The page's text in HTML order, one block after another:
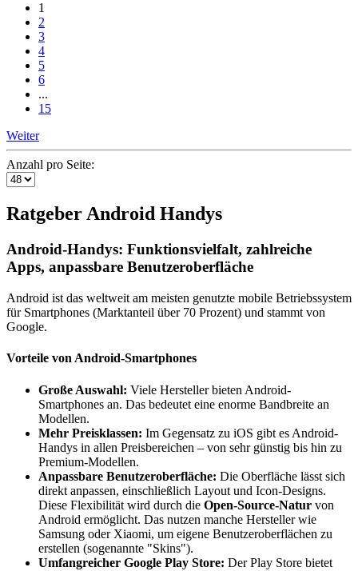
1
2
3
4
5
6
...
15
Weiter
Anzahl pro Seite:
Ratgeber Android Handys
Android-Handys: Funktionsvielfalt, zahlreiche
Apps, anpassbare Benutzeroberfläche
Android ist das weltweit am meisten genutzte mobile Betriebssystem
für Smartphones (Marktanteil über 70 Prozent) und stammt von
Google.
Vorteile von Android-Smartphones
Große Auswahl: Viele Hersteller bieten Android-
Smartphones an. Das bedeutet eine enorme Bandbreite an
Modellen.
Mehr Preisklassen: Im Gegensatz zu iOS gibt es Android-
Handys in allen Preisbereichen – von sehr günstig bis hin zu
Premium-Modellen.
Anpassbare Benutzeroberfläche: Die Oberfläche lässt sich
direkt anpassen, einschließlich Layout und Icon-Designs.
Diese Flexibilität wird durch die Open-Source-Natur von
Android ermöglicht. Das nutzen manche Hersteller wie
Samsung oder Xiaomi, um eigene Benutzeroberflächen zu
erstellen (sogenannte "Skins").
Umfangreicher Google Play Store: Der Play Store bietet